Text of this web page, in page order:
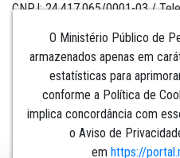
O Ministério Público de
armazenados apenas em
estatísticas para
conforme a Política de
implica concordância com
o Aviso de
em https://
CNPJ: 24.417.065/0001-03 /
Institucional
Comunicação